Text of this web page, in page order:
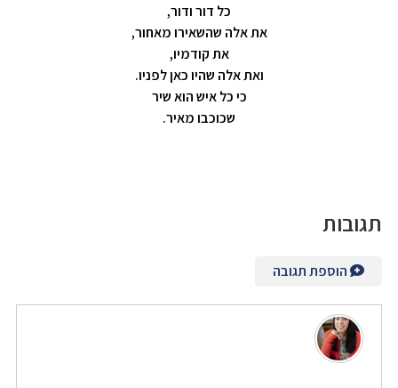
כל דור ודור,
את אלה שהשאירו מאחור,
את קודמיו,
ואת אלה שהיו כאן לפניו.
כי כל איש הוא שיר
שכוכבו מאיר.
תגובות
הוספת תגובה